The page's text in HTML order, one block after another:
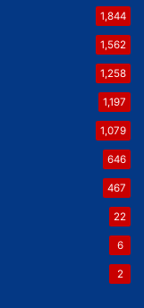
1,844
1,562
1,258
1,197
1,079
646
467
22
6
2